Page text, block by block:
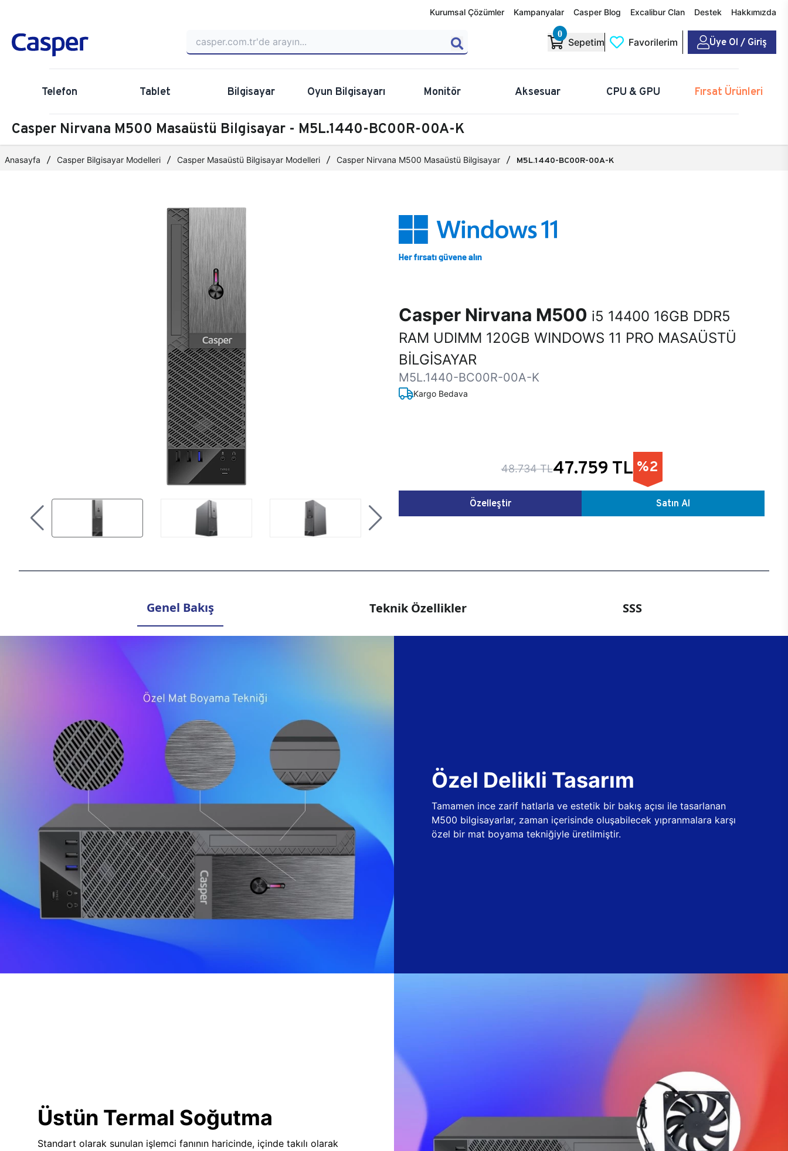
Kurumsal Çözümler Kampanyalar Casper Blog Excalibur Clan Destek Hakkımızda
0
Sepetim Favorilerim Üye Ol / Giriş
Telefon Tablet Bilgisayar Oyun Bilgisayarı Monitör Aksesuar CPU & GPU Fırsat Ürünleri
Casper Nirvana M500 Masaüstü Bilgisayar - M5L.1440-BC00R-00A-K
Anasayfa Casper Bilgisayar Modelleri Casper Masaüstü Bilgisayar Modelleri Casper Nirvana M500 Masaüstü Bilgisayar M5L.1440-BC00R-00A-K
Casper Nirvana M500 i5 14400 16GB DDR5
RAM UDIMM 120GB WINDOWS 11 PRO MASAÜSTÜ
BİLGİSAYAR
M5L.1440-BC00R-00A-K
Kargo Bedava
48.734 TL47.759 TL %2
Özelleştir Satın Al
Genel Bakış Teknik Özellikler SSS
Özel Delikli Tasarım
Tamamen ince zarif hatlarla ve estetik bir bakış açısı ile tasarlanan
M500 bilgisayarlar, zaman içerisinde oluşabilecek yıpranmalara karşı
özel bir mat boyama tekniğiyle üretilmiştir.
Üstün Termal Soğutma
Standart olarak sunulan işlemci fanının haricinde, içinde takılı olarak